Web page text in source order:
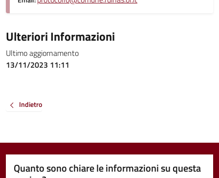
Ulteriori Informazioni
Ultimo aggiornamento
13/11/2023 11:11
Indietro
Quanto sono chiare le informazioni su questa